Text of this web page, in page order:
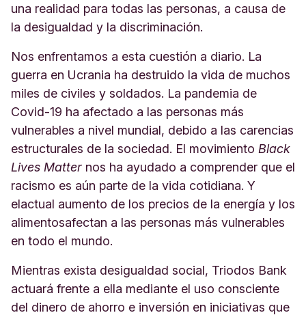
una realidad para todas las personas, a causa de
la desigualdad y la discriminación.
Nos enfrentamos a esta cuestión a diario. La
guerra en Ucrania ha destruido la vida de muchos
miles de civiles y soldados. La pandemia de
Covid-19 ha afectado a las personas más
vulnerables a nivel mundial, debido a las carencias
estructurales de la sociedad. El movimiento Black
Lives Matter nos ha ayudado a comprender que el
racismo es aún parte de la vida cotidiana. Y
elactual aumento de los precios de la energía y los
alimentosafectan a las personas más vulnerables
en todo el mundo.
Mientras exista desigualdad social, Triodos Bank
actuará frente a ella mediante el uso consciente
del dinero de ahorro e inversión en iniciativas que